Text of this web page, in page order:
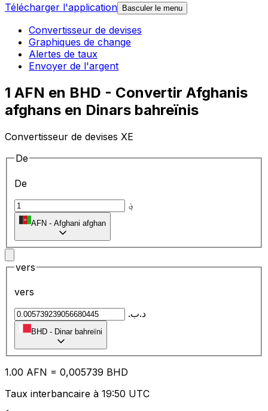
Télécharger l'application
Basculer le menu
Convertisseur de devises
Graphiques de change
Alertes de taux
Envoyer de l'argent
1 AFN en BHD - Convertir Afghanis
afghans en Dinars bahreïnis
Convertisseur de devises XE
De
De
؋
AFN - Afghani afghan
vers
vers
.د.ب
BHD - Dinar bahreïni
1.00 AFN = 0,005739 BHD
Taux interbancaire à 19:50 UTC